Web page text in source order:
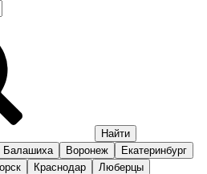
Балашиха Воронеж
Екатеринбург
Краснодар
Люберцы